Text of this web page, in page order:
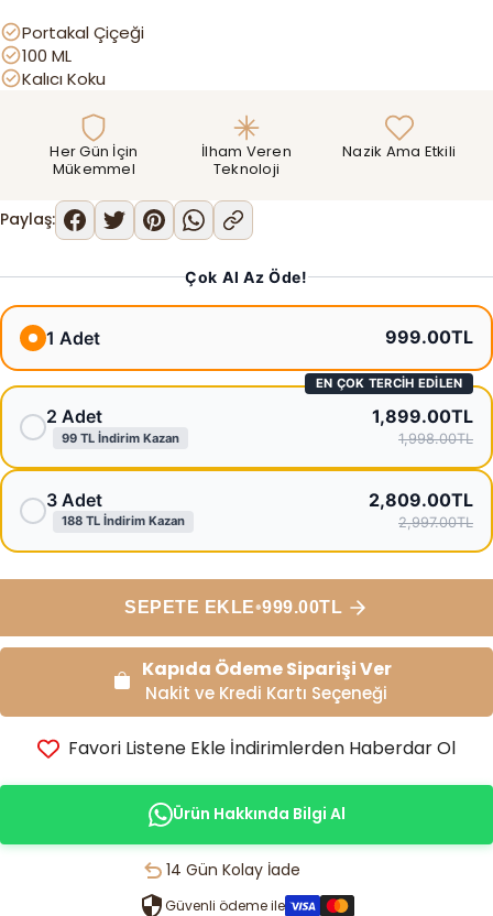
Portakal Çiçeği
100 ML
Kalıcı Koku
Her Gün İçin
Mükemmel
İlham Veren
Teknoloji
Nazik Ama Etkili
Paylaş:
Çok Al Az Öde!
1 Adet 999.00TL
EN ÇOK TERCIH EDILEN
2 Adet
99 TL İndirim Kazan
1,899.00TL
1,998.00TL
3 Adet
188 TL İndirim Kazan
2,809.00TL
2,997.00TL
SEPETE EKLE•999.00TL
Kapıda Ödeme Siparişi Ver
Nakit ve Kredi Kartı Seçeneği
Favori Listene Ekle İndirimlerden Haberdar Ol
Ürün Hakkında Bilgi Al
Güvenli ödeme ile